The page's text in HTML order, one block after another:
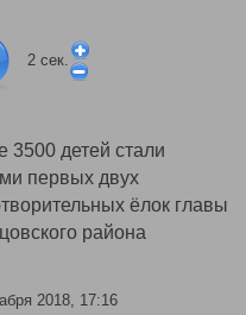
2 сек.
3500 детей стали
первых двух
ёлок главы
района
2018, 17:16